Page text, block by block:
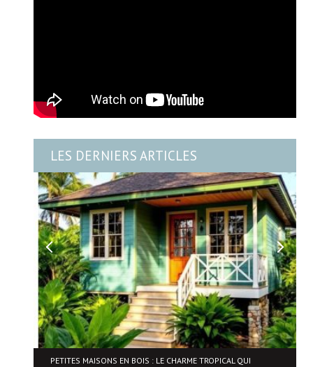
LES DERNIERS ARTICLES
PETITES MAISONS EN BOIS : LE CHARME TROPICAL QUI